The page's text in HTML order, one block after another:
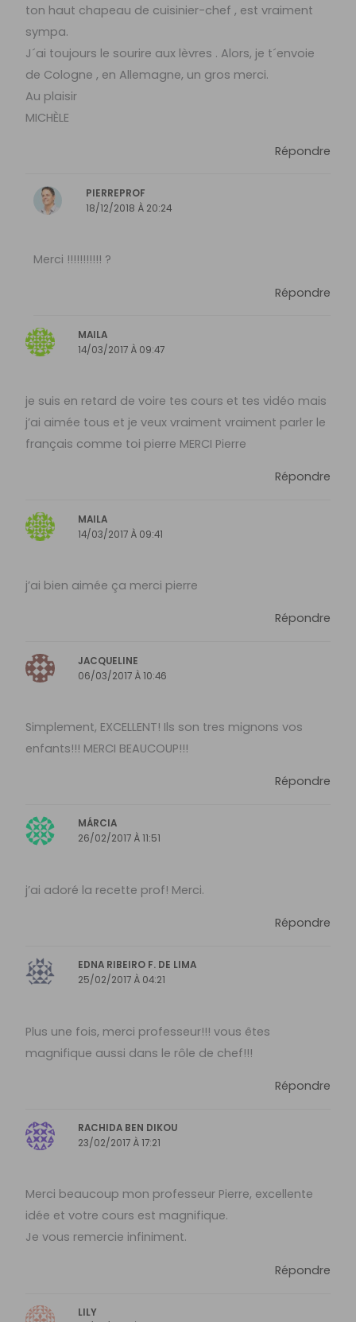
ton haut chapeau de cuisinier-chef , est vraiment
sympa.
J´ai toujours le sourire aux lèvres . Alors, je t´envoie
de Cologne , en Allemagne, un gros merci.
Au plaisir
MICHÈLE
Répondre
PIERREPROF
18/12/2018 À 20:24
Merci !!!!!!!!!!! ?
Répondre
MAILA
14/03/2017 À 09:47
je suis en retard de voire tes cours et tes vidéo mais
j’ai aimée tous et je veux vraiment vraiment parler le
français comme toi pierre MERCI Pierre
Répondre
MAILA
14/03/2017 À 09:41
j’ai bien aimée ça merci pierre
Répondre
JACQUELINE
06/03/2017 À 10:46
Simplement, EXCELLENT! Ils son tres mignons vos
enfants!!! MERCI BEAUCOUP!!!
Répondre
MÁRCIA
26/02/2017 À 11:51
j’ai adoré la recette prof! Merci.
Répondre
EDNA RIBEIRO F. DE LIMA
25/02/2017 À 04:21
Plus une fois, merci professeur!!! vous êtes
magnifique aussi dans le rôle de chef!!!
Répondre
RACHIDA BEN DIKOU
23/02/2017 À 17:21
Merci beaucoup mon professeur Pierre, excellente
idée et votre cours est magnifique.
Je vous remercie infiniment.
Répondre
LILY